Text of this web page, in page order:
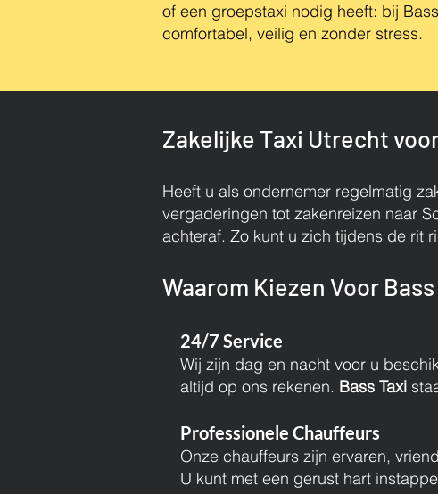
of een groepstaxi nodig heeft: bij
comfortabel, veilig en zonder stress.
Zakelijke Taxi Utrecht
Heeft u als ondernemer regelmatig
vergaderingen tot zakenreizen naar
achteraf. Zo kunt u zich tijdens de rit
Waarom Kiezen Voor
24/7 Service
Wij zijn dag en nacht voor u
altijd op ons rekenen. Bass Taxi
Professionele Chauffeurs
Onze chauffeurs zijn ervaren,
U kunt met een gerust hart